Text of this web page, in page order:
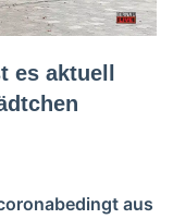
aktuell
aus